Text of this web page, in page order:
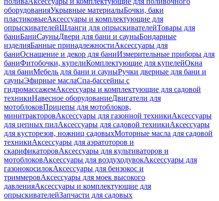
оборудованияУкрывные материалыБочки, баки
пластиковыеАксессуары и комплектующие для
опрыскивателейШланги для опрыскивателейТовары для
баниБаниСауныДвери для бани и сауныБондарные
изделияБанные принадлежностиАксессуары для
баниОснащение и декор для баниИзмерительные приборы для
баниФитобочки, купелиКомплектующие для купелейОкна
для баниМебель для бани и сауныРучки дверные для бани и
сауныЭфирные маслаСпа-бассейны с
гидромассажемАксессуары и комплектующие для садовой
техникиНавесное оборудованиеДвигатели для
мотоблоковПрицепы для мотоблоков,
минитракторовАксессуары для газонной техникиАксессуары
для цепных пилАксессуары для садовой техникиАксессуары
для кусторезов, ножниц садовыхМоторные масла для садовой
техникиАксессуары для аэратоторов и
скарификаторовАксессуары для культиваторов и
мотоблоковАксессуары для воздуходувокАксессуары для
газонокосилокАксессуары для бензокос и
триммеровАксессуары для моек высокого
давленияАксессуары и комплектующие для
опрыскивателейЗапчасти для садовых